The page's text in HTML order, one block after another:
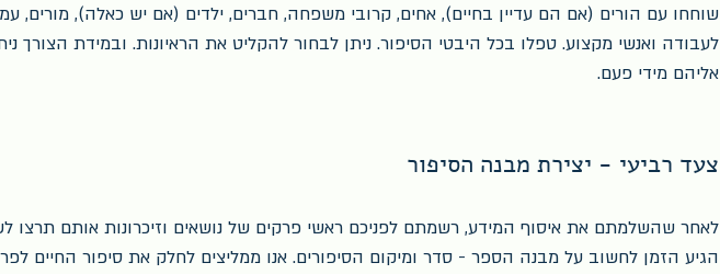
שוחחו עם הורים (אם הם עדיין בחיים), אחים, קרובי משפחה, חברים, ילדים (אם יש כאלה), מורים,
לעבודה ואנשי מקצוע. טפלו בכל היבטי הסיפור. ניתן לבחור להקליט את הראיונות. ובמידת הצורך
אליהם מידי פעם.
צעד רביעי - יצירת מבנה הסיפור
לאחר שהשלמתם את איסוף המידע, רשמתם לפניכם ראשי פרקים של נושאים וזיכרונות אותם תרצו
הגיע הזמן לחשוב על מבנה הספר - סדר ומיקום הסיפורים. אנו ממליצים לחלק את סיפור החיים